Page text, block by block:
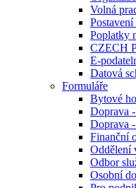
Volná
Postavení
Poplatky
CZECH
E-
Datová
Formuláře
Bytové
Doprava
Doprava
Finanční
Oddělení
Odbor
Osobní